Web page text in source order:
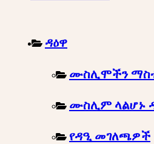
ዳዕዋ
ሙስሊሞችን
ሙስሊም ላልሆኑ
የዳዒ መገለጫዎች